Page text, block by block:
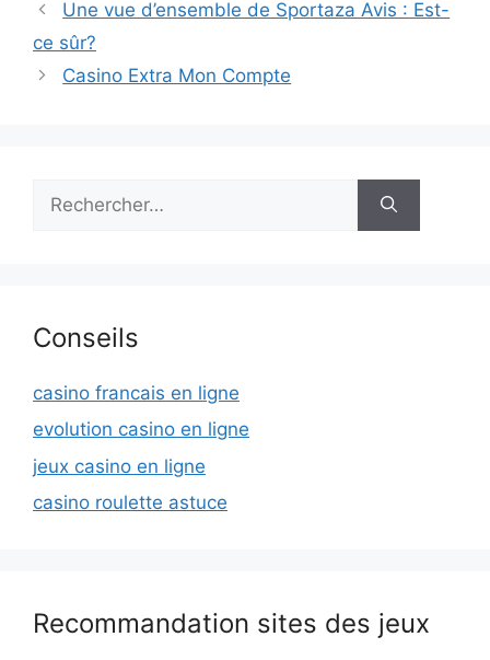
Une vue d’ensemble de Sportaza Avis : Est-
ce sûr?
Casino Extra Mon Compte
Conseils
casino francais en ligne
evolution casino en ligne
jeux casino en ligne
casino roulette astuce
Recommandation sites des jeux